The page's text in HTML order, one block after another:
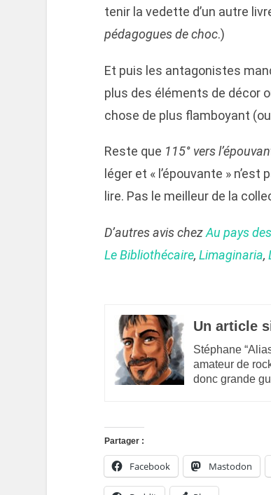
tenir la vedette d’un autre
pédagogues de choc.)
Et puis les antagonistes
plus des éléments de décor
chose de plus flamboyant
Reste que 115° vers
léger et « l’épouvante »
lire. Pas le meilleur de la
D’autres avis chezAu pays
Le Bibliothécaire, Limaginaria,
Un article
Stéphane
amateur de
donc grande
Partager :
Facebook Mastodon